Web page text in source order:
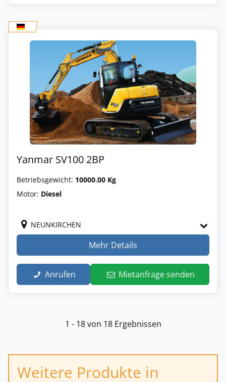
Yanmar SV100 2BP
Betriebsgewicht: 10000.00 Kg
Motor: Diesel
NEUNKIRCHEN
Mehr Details
Anrufen Mietanfrage senden
1 - 18 von 18 Ergebnissen
Weitere Produkte in